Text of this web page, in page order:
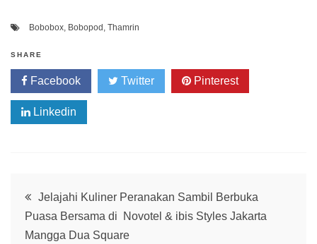
Bobobox, Bobopod , Thamrin
SHARE
Facebook Twitter Pinterest
Linkedin
Post
navigation
Jelajahi Kuliner Peranakan Sambil Berbuka
Puasa Bersama di Novotel & ibis Styles Jakarta
Mangga Dua Square